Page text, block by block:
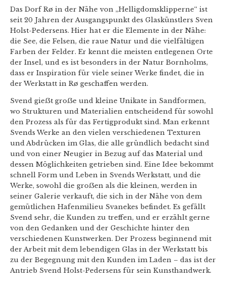
Das Dorf Rø in der Nähe von „Helligdomsklipperne“ ist
seit 20 Jahren der Ausgangspunkt des Glaskünstlers Sven
Holst-Pedersens. Hier hat er die Elemente in der Nähe:
die See, die Felsen, die raue Natur und die vielfältigen
Farben der Felder. Er kennt die meisten entlegenen Orte
der Insel, und es ist besonders in der Natur Bornholms,
dass er Inspiration für viele seiner Werke findet, die in
der Werkstatt in Rø geschaffen werden.
Svend gieẞt groẞe und kleine Unikate in Sandformen,
wo Strukturen und Materialien entscheidend für sowohl
den Prozess als für das Fertigprodukt sind. Man erkennt
Svends Werke an den vielen verschiedenen Texturen
und Abdrücken im Glas, die alle gründlich bedacht sind
und von einer Neugier in Bezug auf das Material und
dessen Möglichkeiten getrieben sind. Eine Idee bekommt
schnell Form und Leben in Svends Werkstatt, und die
Werke, sowohl die groẞen als die kleinen, werden in
seiner Galerie verkauft, die sich in der Nähe von dem
gemütlichen Hafenmilieu Svanekes befindet. Es gefällt
Svend sehr, die Kunden zu treffen, und er erzählt gerne
von den Gedanken und der Geschichte hinter den
verschiedenen Kunstwerken. Der Prozess beginnend mit
der Arbeit mit dem lebendigen Glas in der Werkstatt bis
zu der Begegnung mit den Kunden im Laden – das ist der
Antrieb Svend Holst-Pedersens für sein Kunsthandwerk.